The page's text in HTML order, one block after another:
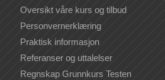
Oversikt våre kurs og tilbud
Personvernerklæring
Praktisk informasjon
Referanser og uttalelser
Regnskap Grunnkurs Testen